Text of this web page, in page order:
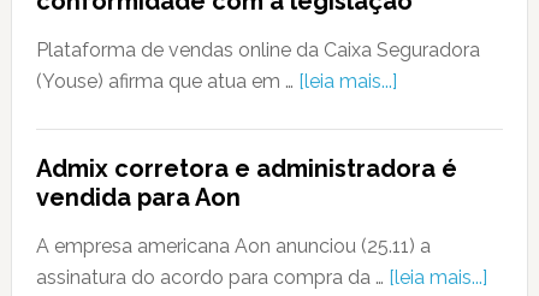
Plataforma de vendas online da Caixa Seguradora
(Youse) afirma que atua em … [leia mais...]
Admix corretora e administradora é
vendida para Aon
A empresa americana Aon anunciou (25.11) a
assinatura do acordo para compra da … [leia mais...]